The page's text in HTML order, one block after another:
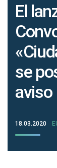
El
se
aviso
18.03.2020